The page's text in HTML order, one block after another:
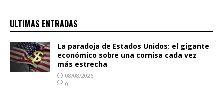
ULTIMAS ENTRADAS
La paradoja de Estados Unidos: el gigante
económico sobre una cornisa cada vez
más estrecha
08/08/2026
0